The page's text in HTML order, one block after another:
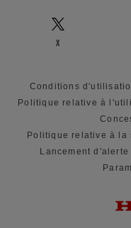
X
Conditions
Politique relative à
Politique relative à la
Lancement d'alerte